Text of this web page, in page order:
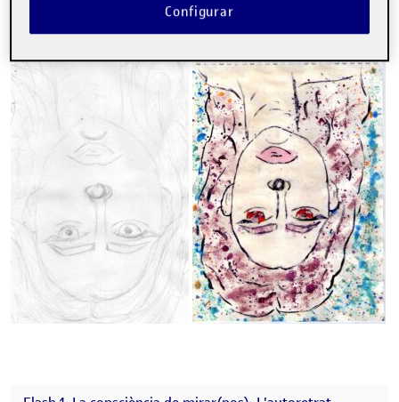
Configurar